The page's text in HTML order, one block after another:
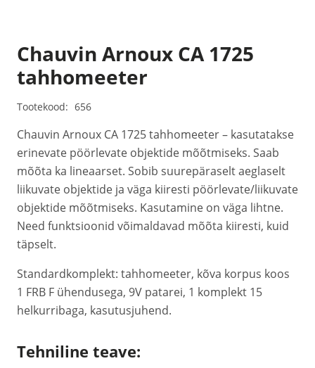
Chauvin Arnoux CA 1725
tahhomeeter
Tootekood: 656
Chauvin Arnoux CA 1725 tahhomeeter – kasutatakse
erinevate pöörlevate objektide mõõtmiseks. Saab
mõõta ka lineaarset. Sobib suurepäraselt aeglaselt
liikuvate objektide ja väga kiiresti pöörlevate/liikuvate
objektide mõõtmiseks. Kasutamine on väga lihtne.
Need funktsioonid võimaldavad mõõta kiiresti, kuid
täpselt.
Standardkomplekt: tahhomeeter, kõva korpus koos
1 FRB F ühendusega, 9V patarei, 1 komplekt 15
helkurribaga, kasutusjuhend.
Tehniline teave: